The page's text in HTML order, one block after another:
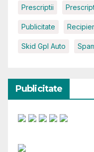
Prescriptii
Publicitate
Skid Gpl Auto
Publicitate